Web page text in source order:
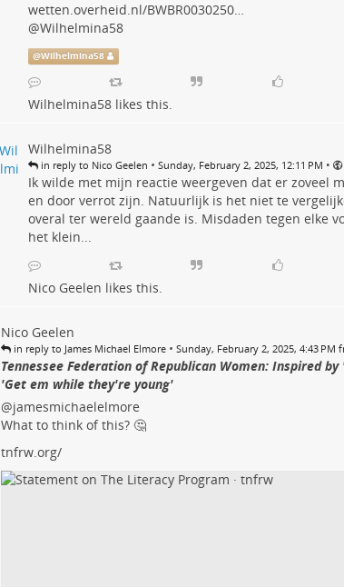
wetten.overheid.nl/BWBR0030250…
@Wilhelmina58
@Wilhelmina58
Wilhelmina58likes this.
Wilhelmina58
in reply to Nico Geelen • Sunday, February 2, 2025, 12:11 PM •
Ik wilde met mijn reactie weergeven dat er zoveel
en door verrot zijn. Natuurlijk is het niet te
overal ter wereld gaande is. Misdaden tegen elke
het klein...
Nico Geelen likes this.
Nico Geelen
in reply to James Michael Elmore • Sunday, February 2, 2025, 4:43 PM
Tennessee Federation of Republican Women: Inspired
'Get em while they're young'
@jamesmichaelelmore
What to think of this? 🤔
tnfrw.org/